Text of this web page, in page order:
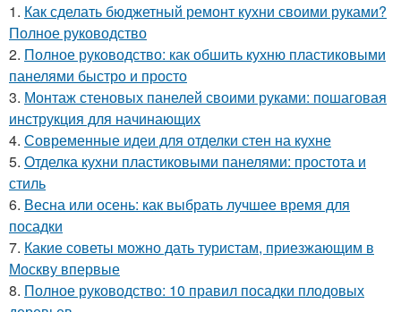
1. Как сделать бюджетный ремонт кухни своими руками?
Полное руководство
2. Полное руководство: как обшить кухню пластиковыми
панелями быстро и просто
3. Монтаж стеновых панелей своими руками: пошаговая
инструкция для начинающих
4. Современные идеи для отделки стен на кухне
5. Отделка кухни пластиковыми панелями: простота и
стиль
6. Весна или осень: как выбрать лучшее время для
посадки
7. Какие советы можно дать туристам, приезжающим в
Москву впервые
8. Полное руководство: 10 правил посадки плодовых